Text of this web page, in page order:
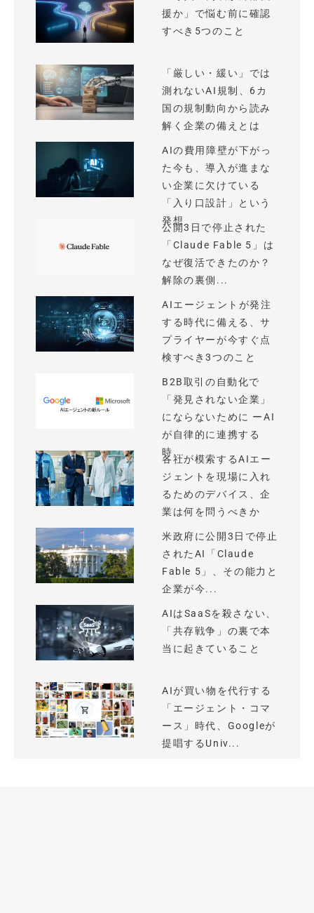
援か」で悩む前に確認
すべき5つのこと
「厳しい・緩い」では
測れないAI規制、6カ
国の規制動向から読み
解く企業の備えとは
AIの費用障壁が下がっ
た今も、導入が進まな
い企業に欠けている
「入り口設計」という
発想
公開3日で停止された
「Claude Fable 5」は
なぜ復活できたのか？
解除の裏側...
AIエージェントが発注
する時代に備える、サ
プライヤーが今すぐ点
検すべき3つのこと
B2B取引の自動化で
「発見されない企業」
にならないために ーAI
が自律的に連携する
時...
各社が模索するAIエー
ジェントを現場に入れ
るためのデバイス、企
業は何を問うべきか
米政府に公開3日で停止
されたAI「Claude
Fable 5」、その能力と
企業が今...
AIはSaaSを殺さない、
「共存戦争」の裏で本
当に起きていること
AIが買い物を代行する
「エージェント・コマ
ース」時代、Googleが
提唱するUniv...